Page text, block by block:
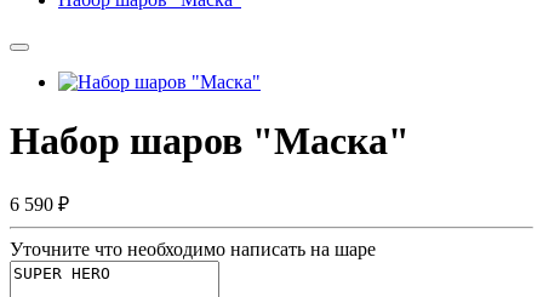
Набор шаров "Маска"
6 590 ₽
Уточните что необходимо написать на шаре